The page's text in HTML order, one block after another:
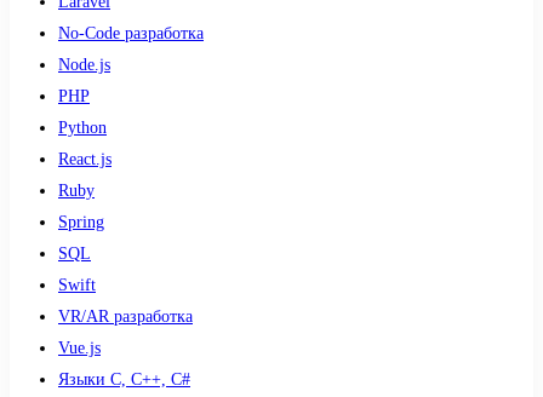
No-Code разработка
Node.js
PHP
Python
React.js
Ruby
Spring
SQL
Swift
VR/AR разработка
Vue.js
Языки С, С++, С#